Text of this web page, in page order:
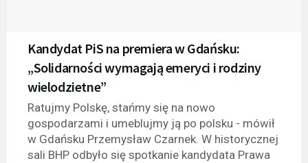
Kandydat PiS na premiera w Gdańsku:
„Solidarności wymagają emeryci i rodziny
wielodzietne”
Ratujmy Polskę, stańmy się na nowo
gospodarzami i umeblujmy ją po polsku - mówił
w Gdańsku Przemysław Czarnek. W historycznej
sali BHP odbyło się spotkanie kandydata Prawa